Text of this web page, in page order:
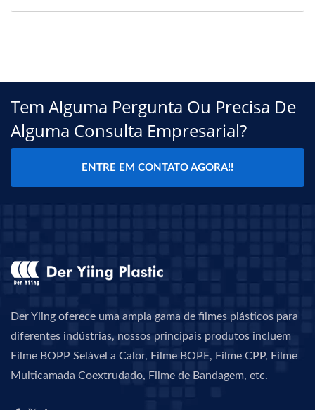
Tem Alguma Pergunta Ou Precisa De
Alguma Consulta Empresarial?
ENTRE EM CONTATO AGORA!!
Der Yiing oferece uma ampla gama de filmes plásticos para
diferentes indústrias, nossos principais produtos incluem
Filme BOPP Selável a Calor, Filme BOPE, Filme CPP, Filme
Multicamada Coextrudado, Filme de Bandagem, etc.